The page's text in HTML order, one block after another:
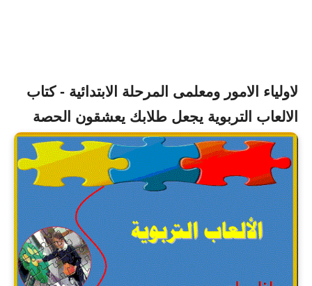
لاولياء الامور ومعلمى المرحلة الابتدائية - كتاب
الالعاب التربوية يجعل طلابك يعشقون الحصة